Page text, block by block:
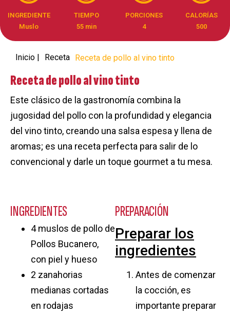
INGREDIENTE
Muslo
TIEMPO
55 min
PORCIONES
4
CALORÍAS
500
Inicio | Receta Receta de pollo al vino tinto
Receta de pollo al vino tinto
Este clásico de la gastronomía combina la
jugosidad del pollo con la profundidad y elegancia
del vino tinto, creando una salsa espesa y llena de
aromas; es una receta perfecta para salir de lo
convencional y darle un toque gourmet a tu mesa.
INGREDIENTES
4 muslos de pollo de
Pollos Bucanero,
con piel y hueso
2 zanahorias
medianas cortadas
en rodajas
PREPARACIÓN
Preparar los
ingredientes
Antes de comenzar
la cocción, es
importante preparar